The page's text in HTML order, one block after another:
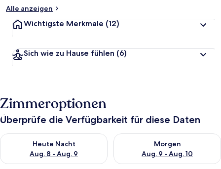
Alle anzeigen
Wichtigste Merkmale (12)
Sich wie zu Hause fühlen (6)
Zimmeroptionen
Überprüfe die Verfügbarkeit für diese Daten
Heute Nacht
Aug. 8 - Aug. 9
Überprüfe die Verfügbarkeit für heute Nacht, Aug. 8 - Aug. 9.
Morgen
Aug. 9 - Aug. 10
Überprüfe die Verfügbarkeit